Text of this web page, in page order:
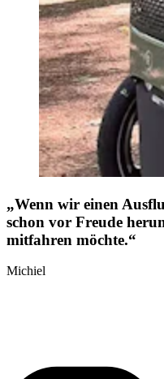
„Wenn wir einen
schon vor Freude
mitfahren möchte.“
Michiel